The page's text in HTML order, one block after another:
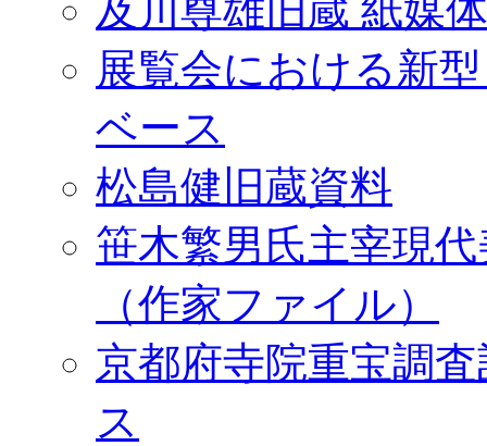
及川尊雄旧蔵 紙媒
展覧会における新
ベース
松島健旧蔵資料
笹木繁男氏主宰現
（作家ファイル）
京都府寺院重宝調
ス